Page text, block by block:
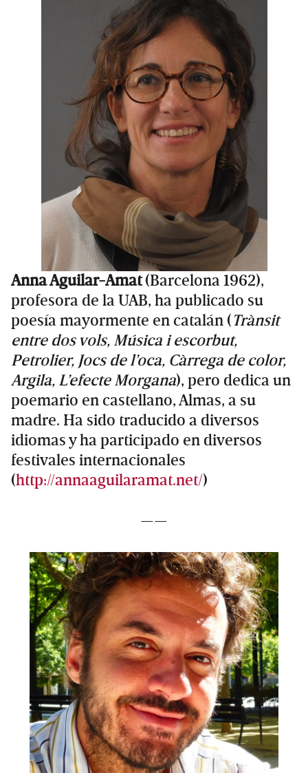
Anna Aguilar-Amat(Barcelona 1962),
profesora de la UAB, ha publicado su
poesía mayormente en catalán (Trànsit
entre dos vols, Música i escorbut,
Petrolier, Jocs de l’oca, Càrrega de color,
Argila, L’efecte Morgana), pero dedica un
poemario en castellano, Almas, a su
madre. Ha sido traducido a diversos
idiomas y ha participado en diversos
festivales internacionales
(http://annaaguilaramat.net/)
——